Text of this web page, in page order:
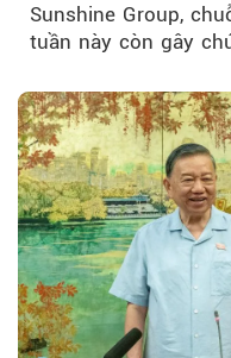
Sunshine Group,
tuần này còn gây